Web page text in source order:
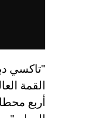
"تاكسي
أربع